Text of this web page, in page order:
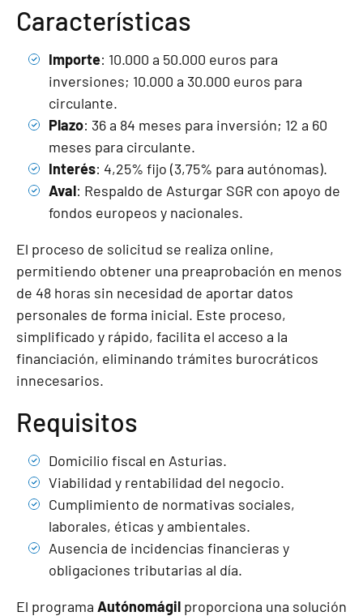
Características
Importe: 10.000 a 50.000 euros para
inversiones; 10.000 a 30.000 euros para
circulante.
Plazo: 36 a 84 meses para inversión; 12 a 60
meses para circulante.
Interés: 4,25% fijo (3,75% para autónomas).
Aval: Respaldo de Asturgar SGR con apoyo de
fondos europeos y nacionales.
El proceso de solicitud se realiza online,
permitiendo obtener una preaprobación en menos
de 48 horas sin necesidad de aportar datos
personales de forma inicial. Este proceso,
simplificado y rápido, facilita el acceso a la
financiación, eliminando trámites burocráticos
innecesarios.
Requisitos
Domicilio fiscal en Asturias.
Viabilidad y rentabilidad del negocio.
Cumplimiento de normativas sociales,
laborales, éticas y ambientales.
Ausencia de incidencias financieras y
obligaciones tributarias al día.
El programa Autónomágil proporciona una solución